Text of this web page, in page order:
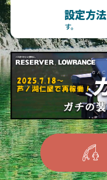
設定方
す。